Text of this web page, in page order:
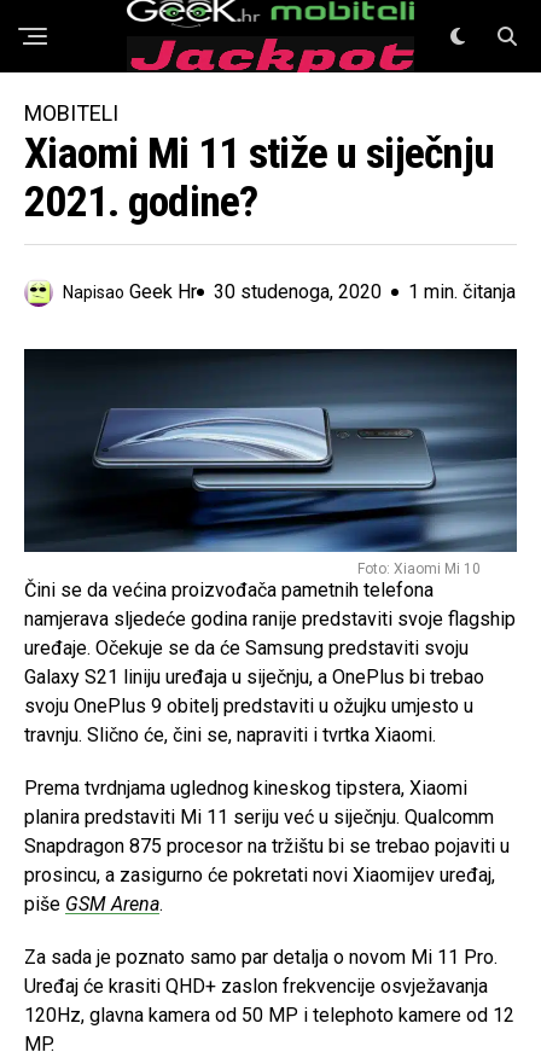
GeeK Mobiteli
MOBITELI
Xiaomi Mi 11 stiže u siječnju
2021. godine?
Napisao Geek Hr 30 studenoga, 2020 1 min. čitanja
Foto: Xiaomi Mi 10
Čini se da većina proizvođača pametnih telefona
namjerava sljedeće godina ranije predstaviti svoje flagship
uređaje. Očekuje se da će Samsung predstaviti svoju
Galaxy S21 liniju uređaja u siječnju, a OnePlus bi trebao
svoju OnePlus 9 obitelj predstaviti u ožujku umjesto u
travnju. Slično će, čini se, napraviti i tvrtka Xiaomi.
Prema tvrdnjama uglednog kineskog tipstera, Xiaomi
planira predstaviti Mi 11 seriju već u siječnju. Qualcomm
Snapdragon 875 procesor na tržištu bi se trebao pojaviti u
prosincu, a zasigurno će pokretati novi Xiaomijev uređaj,
piše GSM Arena.
Za sada je poznato samo par detalja o novom Mi 11 Pro.
Uređaj će krasiti QHD+ zaslon frekvencije osvježavanja
120Hz, glavna kamera od 50 MP i telephoto kamere od 12
MP.